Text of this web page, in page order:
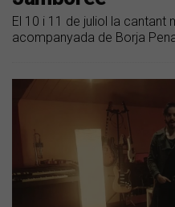
El 10 i 11 de juliol la cantant
acompanyada de Borja